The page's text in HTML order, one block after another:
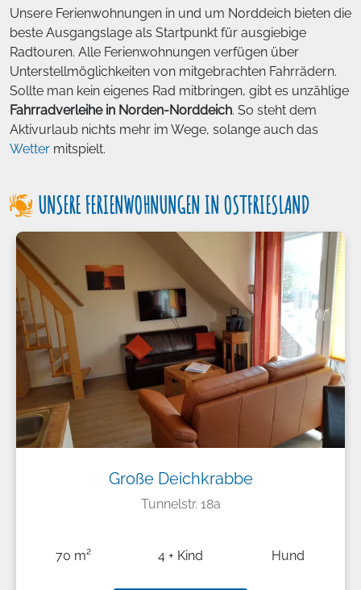
Unsere Ferienwohnungen in und um Norddeich bieten die
beste Ausgangslage als Startpunkt für ausgiebige
Radtouren. Alle Ferienwohnungen verfügen über
Unterstellmöglichkeiten von mitgebrachten Fahrrädern.
Sollte man kein eigenes Rad mitbringen, gibt es unzählige
Fahrradverleihe in Norden-Norddeich. So steht dem
Aktivurlaub nichts mehr im Wege, solange auch das
Wetter mitspielt.
UNSERE FERIENWOHNUNGEN IN OSTFRIESLAND
Große Deichkrabbe
Tunnelstr. 18a
70 m² 4 + Kind Hund